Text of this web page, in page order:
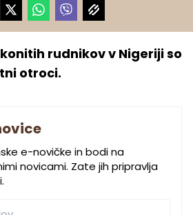
rudnikov v Nigeriji so
otroci.
e-novičke in bodi na
novicami. Zate jih pripravlja